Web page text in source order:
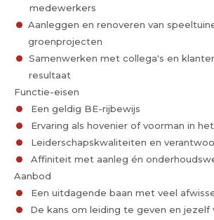
medewerkers
Aanleggen en renoveren van
groenprojecten
Samenwerken met collega's en
resultaat
Functie-eisen
Een geldig BE-rijbewijs
Ervaring als hovenier of voorman in
Leiderschapskwaliteiten en
Affiniteit met aanleg én
Aanbod
Een uitdagende baan met veel
De kans om leiding te geven en jezelf